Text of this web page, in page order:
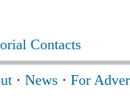
Contacts
· News · For